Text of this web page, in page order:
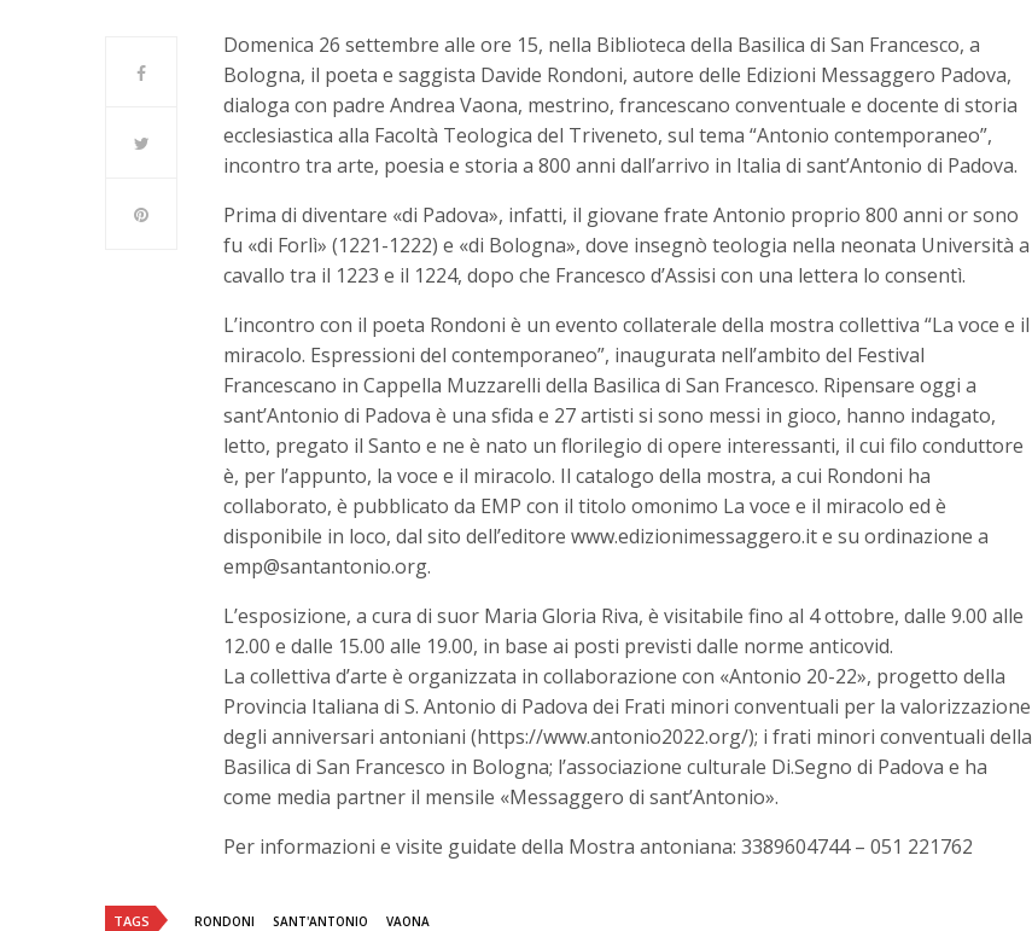
Domenica 26 settembre alle ore 15, nella Biblioteca della Basilica di San Francesco, a
Bologna, il poeta e saggista Davide Rondoni, autore delle Edizioni Messaggero Padova,
dialoga con padre Andrea Vaona, mestrino, francescano conventuale e docente di storia
ecclesiastica alla Facoltà Teologica del Triveneto, sul tema “Antonio contemporaneo”,
incontro tra arte, poesia e storia a 800 anni dall’arrivo in Italia di sant’Antonio di Padova.
Prima di diventare «di Padova», infatti, il giovane frate Antonio proprio 800 anni or sono
fu «di Forlì» (1221-1222) e «di Bologna», dove insegnò teologia nella neonata Università a
cavallo tra il 1223 e il 1224, dopo che Francesco d’Assisi con una lettera lo consentì.
L’incontro con il poeta Rondoni è un evento collaterale della mostra collettiva “La voce e il
miracolo. Espressioni del contemporaneo”, inaugurata nell’ambito del Festival
Francescano in Cappella Muzzarelli della Basilica di San Francesco. Ripensare oggi a
sant’Antonio di Padova è una sfida e 27 artisti si sono messi in gioco, hanno indagato,
letto, pregato il Santo e ne è nato un florilegio di opere interessanti, il cui filo conduttore
è, per l’appunto, la voce e il miracolo. Il catalogo della mostra, a cui Rondoni ha
collaborato, è pubblicato da EMP con il titolo omonimo La voce e il miracolo ed è
disponibile in loco, dal sito dell’editore www.edizionimessaggero.it e su ordinazione a
emp@santantonio.org.
L’esposizione, a cura di suor Maria Gloria Riva, è visitabile fino al 4 ottobre, dalle 9.00 alle
12.00 e dalle 15.00 alle 19.00, in base ai posti previsti dalle norme anticovid.
La collettiva d’arte è organizzata in collaborazione con «Antonio 20-22», progetto della
Provincia Italiana di S. Antonio di Padova dei Frati minori conventuali per la valorizzazione
degli anniversari antoniani (https://www.antonio2022.org/); i frati minori conventuali della
Basilica di San Francesco in Bologna; l’associazione culturale Di.Segno di Padova e ha
come media partner il mensile «Messaggero di sant’Antonio».
Per informazioni e visite guidate della Mostra antoniana: 3389604744 – 051 221762
TAGS RONDONI SANT'ANTONIO VAONA